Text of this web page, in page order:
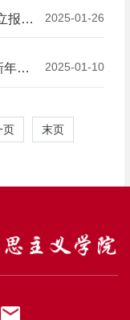
报国
2025-01-26
联
2025-01-10
页 末页